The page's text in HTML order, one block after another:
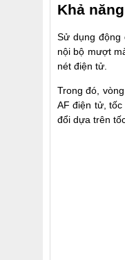
Khả
Sử dụng động
nội bộ mượt
nét điện tử.
Trong đó,
AF điện tử,
đổi dựa trên